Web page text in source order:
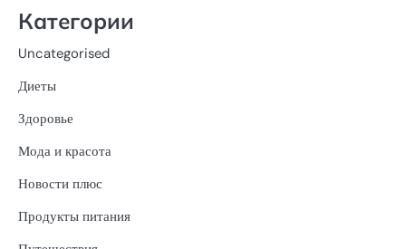
Категории
Uncategorised
Диеты
Здоровье
Мода и красота
Новости плюс
Продукты питания